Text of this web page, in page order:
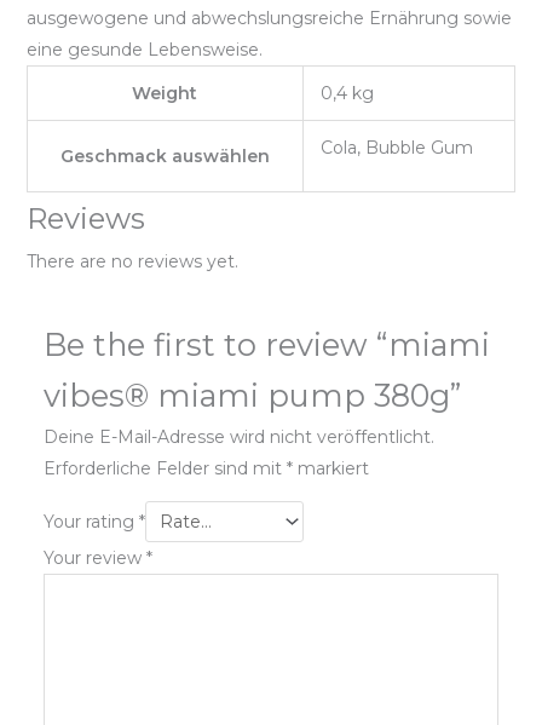
ausgewogene und abwechslungsreiche Ernährung sowie
eine gesunde Lebensweise.
Weight
0,4 kg
Geschmack auswählen Cola, Bubble Gum
Reviews
There are no reviews yet.
Be the first to review “miami
vibes® miami pump 380g”
Deine E-Mail-Adresse wird nicht veröffentlicht.
Erforderliche Felder sind mit *markiert
Your rating *
Your review *